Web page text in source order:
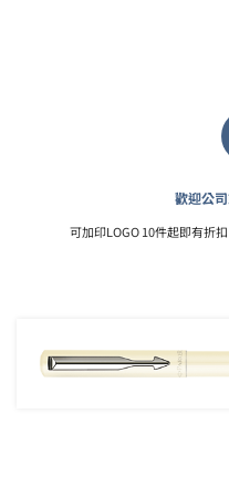
歡迎公
可加印LOGO 10件起即有折